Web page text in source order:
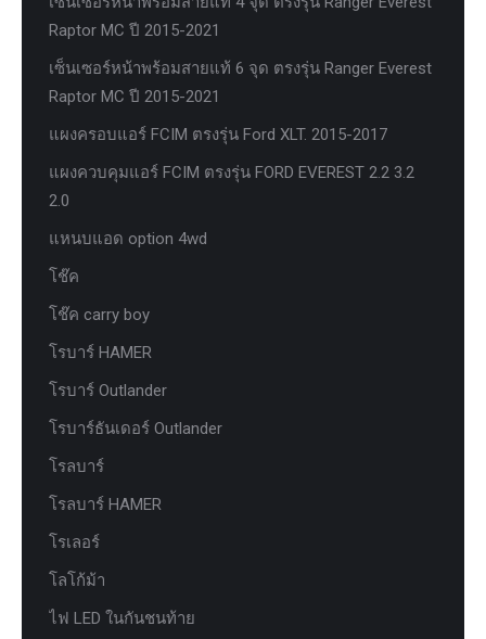
Raptor MC ปี 2015-2021
เซ็นเซอร์หน้าพร้อมสายแท้ 6 จุด ตรงรุ่น Ranger Everest
Raptor MC ปี 2015-2021
แผงครอบแอร์ FCIM ตรงรุ่น Ford XLT. 2015-2017
แผงควบคุมแอร์ FCIM ตรงรุ่น FORD EVEREST 2.2 3.2
2.0
แหนบแอด option 4wd
โช๊ค
โช๊ค carry boy
โรบาร์ HAMER
โรบาร์ Outlander
โรบาร์ธันเดอร์ Outlander
โรลบาร์
โรลบาร์ HAMER
โรเลอร์
โลโก้ม้า
ไฟ LED ในกันชนท้าย